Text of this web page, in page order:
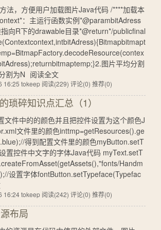
法，方便用户加载图片Java代码 /****加载本
：主运行函数实例*@parambitAdress
向R下的drawable目录*@return*/publicfinal
图片平均分割
割为N 阅读全文
16:25 tokeep 阅读(229) 评论(0) 推荐(0)
琐碎知识点汇总（1）
文件中的的颜色并且把控件设置为这个颜色J
文件里的颜色inttmp=getResources().ge
得到配置文件里的颜色myButton.setT
置控件中文字的字体Java代码 myText.setT
Handm
设置字体fontButton.setTypeface(Typefac
16:24 tokeep 阅读(242) 评论(0) 推荐(0)
布局